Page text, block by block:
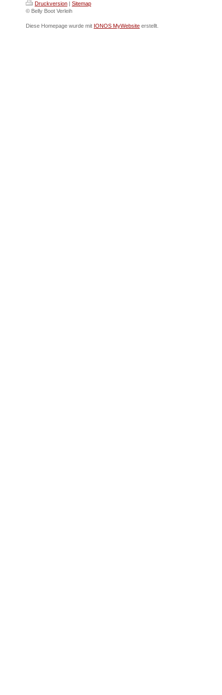
Druckversion | Sitemap
© Belly Boot Verleih
Diese Homepage wurde mit IONOS MyWebsite erstellt.